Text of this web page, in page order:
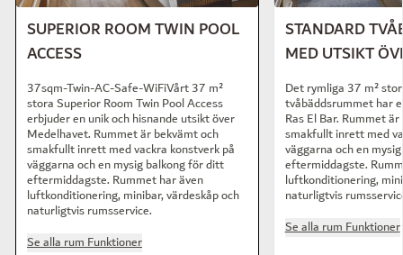
SUPERIOR ROOM TWIN POOL
ACCESS
37sqm-Twin-AC-Safe-WiFiVårt 37 m²
stora Superior Room Twin Pool Access
erbjuder en unik och hisnande utsikt över
Medelhavet. Rummet är bekvämt och
smakfullt inrett med vackra konstverk på
väggarna och en mysig balkong för ditt
eftermiddagste. Rummet har även
luftkonditionering, minibar, värdeskåp och
naturligtvis rumsservice.
Se alla rum Funktioner
STANDARD
MED UTSIKT
Det rymliga 37 m²
tvåbäddsrummet har
Ras El Bar. Rummet
smakfullt inrett med
väggarna och en
eftermiddagste.
luftkonditionering,
naturligtvis
Se alla rum Funktioner